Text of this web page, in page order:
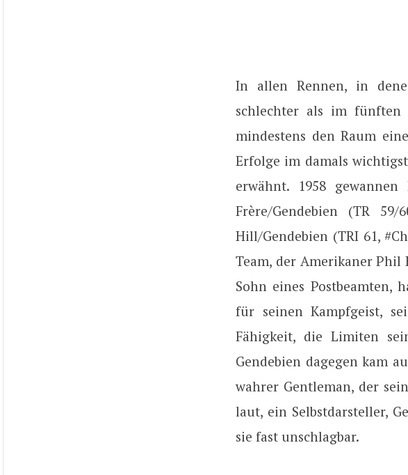
In allen Rennen, in
schlechter als im fünften
mindestens den Raum
Erfolge im damals
erwähnt. 1958 gewannen
Frère/Gendebien (TR 59/
Hill/Gendebien (TRI 61,
Team, der Amerikaner
Sohn eines Postbeamten,
für seinen Kampfgeist,
Fähigkeit, die Limiten
Gendebien dagegen kam
wahrer Gentleman, der
laut, ein Selbstdarsteller,
sie fast unschlagbar.